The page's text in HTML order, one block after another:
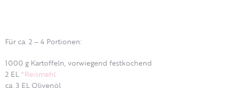
Für ca. 2 – 4 Portionen:
1000 g Kartoffeln, vorwiegend festkochend
2 EL *Reismehl
ca. 3 EL Olivenöl